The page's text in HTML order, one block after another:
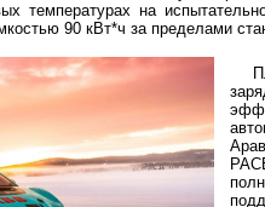
температурах на
90 кВт*ч за пределами